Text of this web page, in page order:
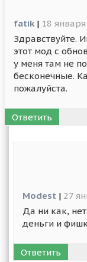
fatik | 18
Здравствуйте.
этот мод с
у меня там не
бесконечные.
пожалуйста.
Ответить
Modest | 27
Да ни как,
деньги и
Ответить